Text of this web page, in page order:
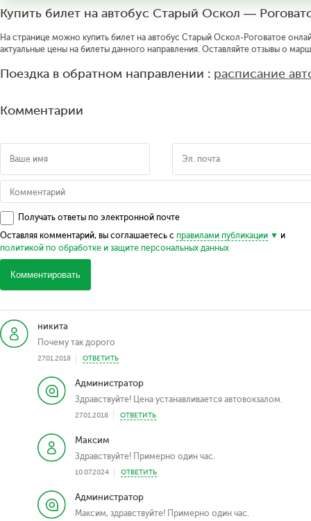
Купить билет на автобус Старый Оскол —
На странице можно купить билет на автобус Старый Оскол-Роговатое
актуальные цены на билеты данного направления. Оставляйте отзывы о
Поездка в обратном направлении : расписание
Комментарии
Получать ответы по электронной почте
Оставляя комментарий, вы соглашаетесь с правилами публикации
и
политикой по обработке и защите персональных данных
Комментировать
никита
Почему так дорого
27.01.2018 ОТВЕТИТЬ
Администратор
Здравствуйте! Цена устанавливается автовокзалом.
27.01.2018 ОТВЕТИТЬ
Максим
Здравствуйте! Примерно один час.
10.07.2024 ОТВЕТИТЬ
Администратор
Максим, здравствуйте! Примерно один час.